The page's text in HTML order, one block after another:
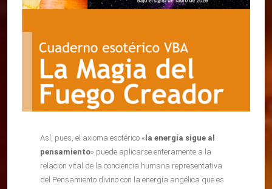
Así, pues, el axioma esotérico «la energía sigue al
pensamiento» puede aplicarse enteramente a la
relación vital de la conciencia humana representativa
del Pensamiento divino con la energía angélica que es